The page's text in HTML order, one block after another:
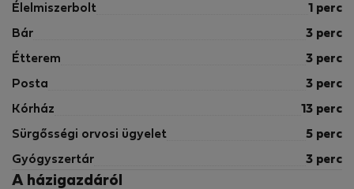
Élelmiszerbolt 1 perc
Bár 3 perc
Étterem 3 perc
Posta 3 perc
Kórház 13 perc
Sürgősségi orvosi ügyelet 5 perc
Gyógyszertár 3 perc
A házigazdáról